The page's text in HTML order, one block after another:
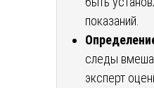
показаний.
следы
эксперт